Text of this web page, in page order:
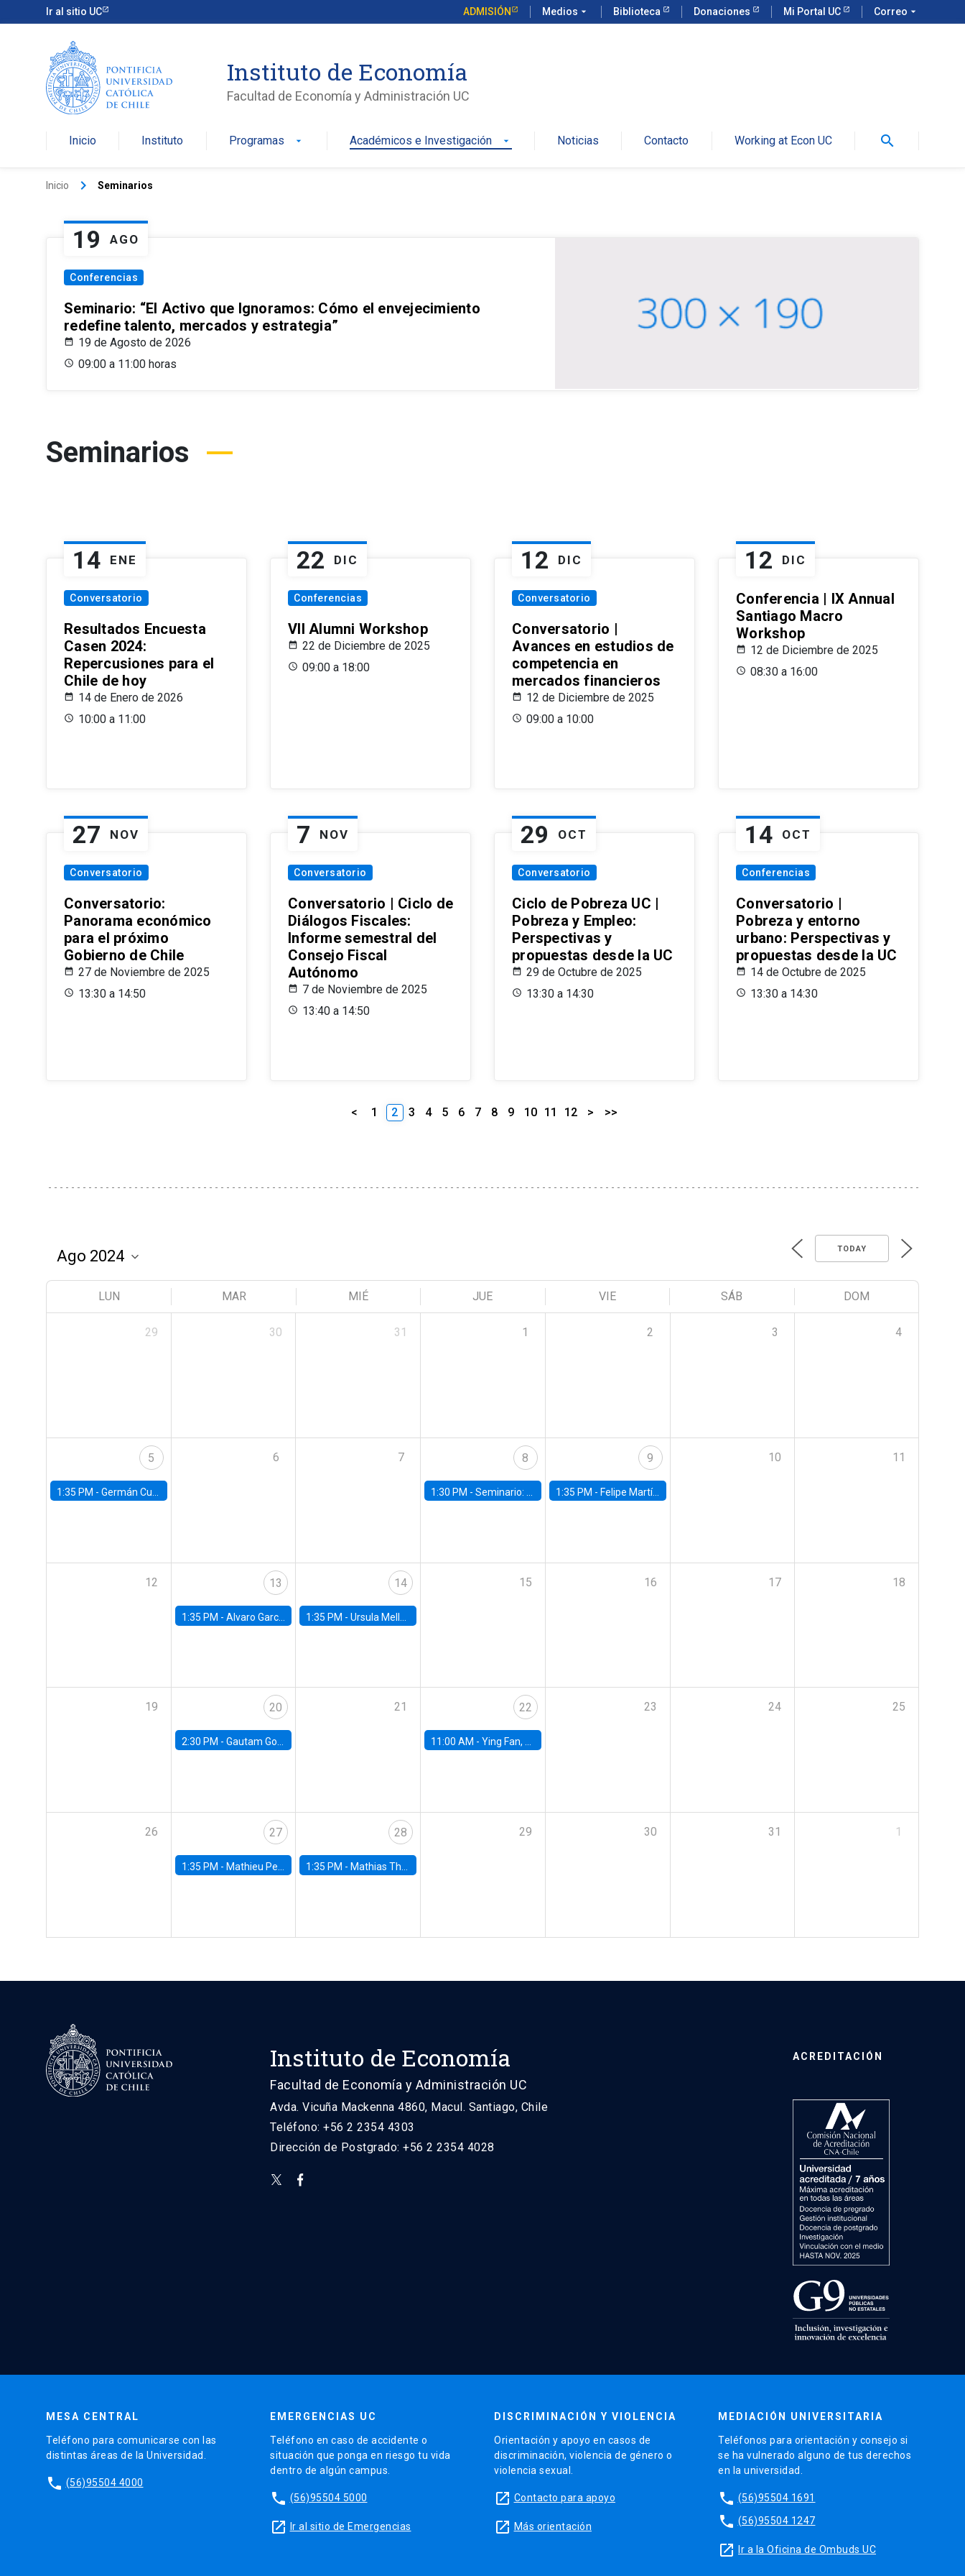
Ir al sitio UC ADMISIÓN Medios arrow_drop_down Biblioteca Donaciones Mi Portal UC Correo arrow_drop_down
Instituto de Economía
Facultad de Economía y Administración UC
Inicio Instituto Programas arrow_drop_down Académicos e Investigación arrow_drop_down Noticias Contacto Working at Econ UC search
Inicio keyboard_arrow_right Seminarios
19 AGO
Conferencias
Seminario: “El Activo que Ignoramos: Cómo el envejecimiento
redefine talento, mercados y estrategia”
19 de Agosto de 2026
09:00 a 11:00 horas
Seminarios
14 ENE
Conversatorio
Resultados Encuesta
Casen 2024:
Repercusiones para el
Chile de hoy
14 de Enero de 2026
10:00 a 11:00
22 DIC
Conferencias
VII Alumni Workshop
22 de Diciembre de 2025
09:00 a 18:00
12 DIC
Conversatorio
Conversatorio |
Avances en estudios de
competencia en
mercados financieros
12 de Diciembre de 2025
09:00 a 10:00
12 DIC
Conferencia | IX Annual
Santiago Macro
Workshop
12 de Diciembre de 2025
08:30 a 16:00
27 NOV
Conversatorio
Conversatorio:
Panorama económico
para el próximo
Gobierno de Chile
27 de Noviembre de 2025
13:30 a 14:50
7 NOV
Conversatorio
Conversatorio | Ciclo de
Diálogos Fiscales:
Informe semestral del
Consejo Fiscal
Autónomo
7 de Noviembre de 2025
13:40 a 14:50
29 OCT
Conversatorio
Ciclo de Pobreza UC |
Pobreza y Empleo:
Perspectivas y
propuestas desde la UC
29 de Octubre de 2025
13:30 a 14:30
14 OCT
Conferencias
Conversatorio |
Pobreza y entorno
urbano: Perspectivas y
propuestas desde la UC
14 de Octubre de 2025
13:30 a 14:30
< 1 2 3 4 5 6 7 8 9 10 11 12 > >>
TODAY
LUN MAR MIÉ JUE VIE SÁB DOM
29 30 31 1 2 3 4
5
1:35 PM - Germán Cubas, University of Houston
6 7 8
1:30 PM -Seminario: “Recuperando la humanidad para progresar en la era de la IA»
9
1:35 PM - Felipe Martínez, alumno Doctorado en Economía UC
10 11
12 13
1:35 PM - Alvaro Garcia-Marin, Universidad de Los Andes
14
1:35 PM -Ursula Mello, Insper - Institute of Education and Research
15 16 17 18
19 20
2:30 PM - Gautam Gowrisankaran, Columbia University
21 22
11:00 AM -Ying Fan, University of Michigan
23 24 25
26 27
1:35 PM - Mathieu Pedemonte, IDB
28
1:35 PM - Mathias Thoenig, University of Lausanne
29 30 31 1
Instituto de Economía
Facultad de Economía y Administración UC
Avda. Vicuña Mackenna 4860, Macul. Santiago, Chile
Teléfono: +56 2 2354 4303
Dirección de Postgrado: +56 2 2354 4028
ACREDITACIÓN
MESA CENTRAL
Teléfono para comunicarse con las
distintas áreas de la Universidad.
phone (56)95504 4000
EMERGENCIAS UC
Teléfono en caso de accidente o
situación que ponga en riesgo tu vida
dentro de algún campus.
phone (56)95504 5000
launch Ir al sitio de Emergencias
DISCRIMINACIÓN Y VIOLENCIA
Orientación y apoyo en casos de
discriminación, violencia de género o
violencia sexual.
launch Contacto para apoyo
launch Más orientación
MEDIACIÓN UNIVERSITARIA
Teléfonos para orientación y consejo si
se ha vulnerado alguno de tus derechos
en la universidad.
phone (56)95504 1691
phone (56)95504 1247
launch Ir a la Oficina de Ombuds UC